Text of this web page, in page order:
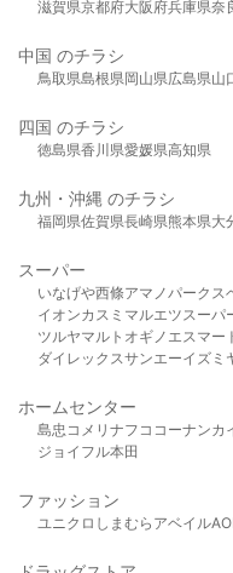
滋賀県京都府大阪府兵庫県奈
中国 のチラシ
鳥取県島根県岡山県広島県山
四国 のチラシ
徳島県香川県愛媛県高知県
九州・沖縄 のチラシ
福岡県佐賀県長崎県熊本県大
スーパー
いなげや西條アマノパークス
イオンカスミ マルエツスーパ
ツルヤマルト オギノ エスマー
ダイレックスサンエーイズミ
ホームセンター
島忠 コメリ ナフコ コーナンカ
ジョイフル本田
ファッション
ユニクロ しまむら アベイル